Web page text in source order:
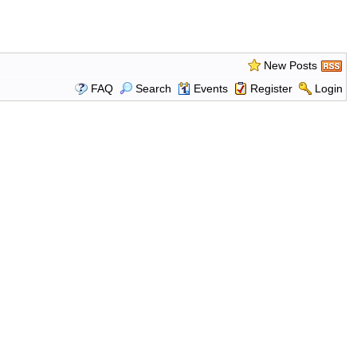
New Posts
FAQ
Search Events Register Login